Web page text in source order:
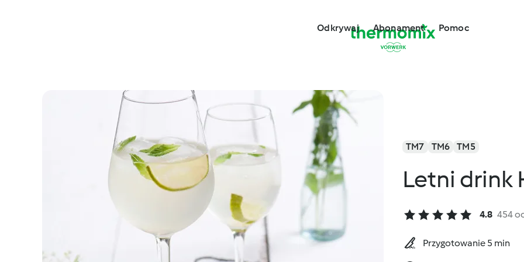
Odkrywaj Abonament Pomoc
TM7 TM6 TM5
Letni drink
4.8 454
Przygotowanie 5 min